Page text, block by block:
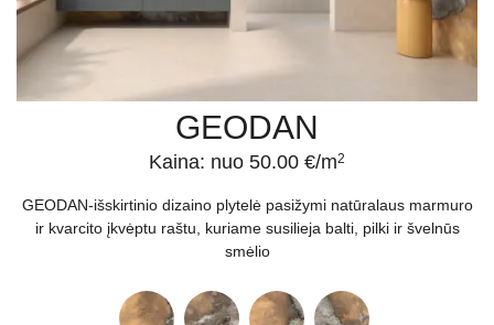
Kviečiame peržiūrėti susijusias kolekcijas!
GEODAN
Kaina: nuo 50.00 €/m2
GEODAN-išskirtinio dizaino plytelė pasižymi natūralaus marmuro
ir kvarcito įkvėptu raštu, kuriame susilieja balti, pilki ir švelnūs
smėlio